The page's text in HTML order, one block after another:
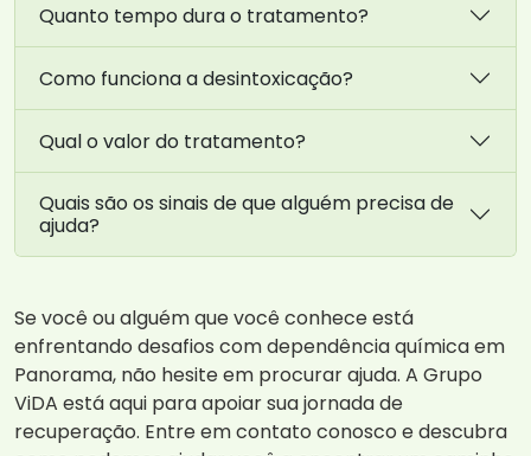
Quanto tempo dura o tratamento?
Como funciona a desintoxicação?
Qual o valor do tratamento?
Quais são os sinais de que alguém precisa de
ajuda?
Se você ou alguém que você conhece está
enfrentando desafios com dependência química em
Panorama, não hesite em procurar ajuda. A Grupo
ViDA está aqui para apoiar sua jornada de
recuperação. Entre em contato conosco e descubra